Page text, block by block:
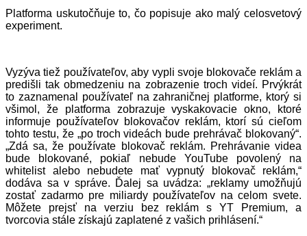
Platforma uskutočňuje to, čo popisuje ako malý celosvetový
experiment.
Vyzýva tiež používateľov, aby vypli svoje blokovače reklám a
predišli tak obmedzeniu na zobrazenie troch videí. Prvýkrát
to zaznamenal používateľ na zahraničnej platforme, ktorý si
všimol, že platforma zobrazuje vyskakovacie okno, ktoré
informuje používateľov blokovačov reklám, ktorí sú cieľom
tohto testu, že „po troch videách bude prehrávač blokovaný“.
„Zdá sa, že používate blokovač reklám. Prehrávanie videa
bude blokované, pokiaľ nebude YouTube povolený na
whitelist alebo nebudete mať vypnutý blokovač reklám,“
dodáva sa v správe. Ďalej sa uvádza: „reklamy umožňujú
zostať zadarmo pre miliardy používateľov na celom svete.
Môžete prejsť na verziu bez reklám s YT Premium, a
tvorcovia stále získajú zaplatené z vašich prihlásení.“